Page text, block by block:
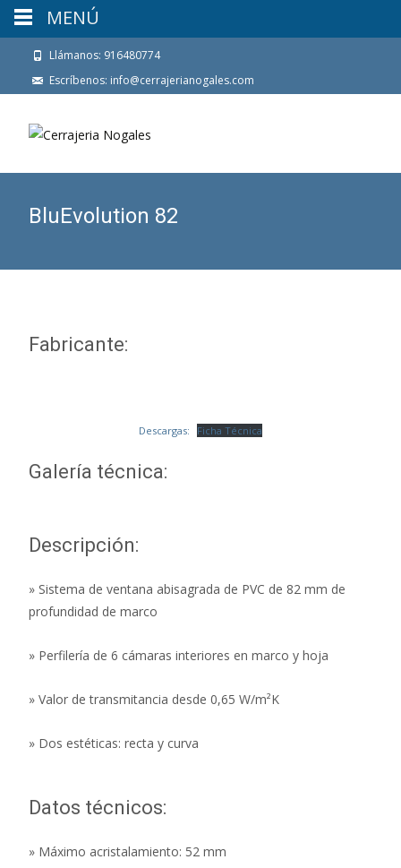
Llámanos: 916480774
Escríbenos: info@cerrajerianogales.com
BluEvolution 82
Fabricante:
Descargas: Ficha Técnica
Galería técnica:
Descripción:
» Sistema de ventana abisagrada de PVC de 82 mm de
profundidad de marco
» Perfilería de 6 cámaras interiores en marco y hoja
» Valor de transmitancia desde 0,65 W/m²K
» Dos estéticas: recta y curva
Datos técnicos:
» Máximo acristalamiento: 52 mm
MENÚ